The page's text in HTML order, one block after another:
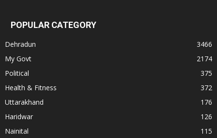
POPULAR CATEGORY
Dehradun
3466
My Govt
2174
Political
375
Health & Fitness
372
Uttarakhand
176
Haridwar
126
Nainital
115